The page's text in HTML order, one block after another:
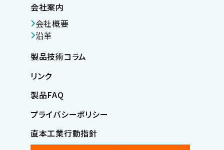
会社案内
会社概要
沿革
製品技術コラム
リンク
製品FAQ
プライバシーポリシー
直本工業行動指針